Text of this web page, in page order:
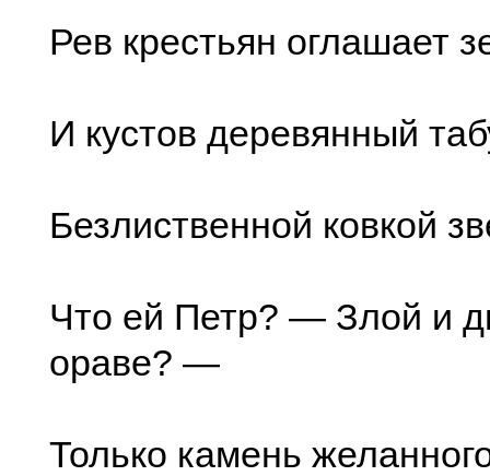
Рев крестьян оглашает
И кустов деревянный
Безлиственной ковкой
Что ей Петр? — Злой и
ораве? —
Только камень